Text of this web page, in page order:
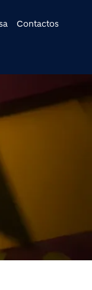
Contactos